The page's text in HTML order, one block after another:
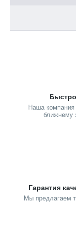
Наша компания
ближнему
Гарантия
Мы предлагаем